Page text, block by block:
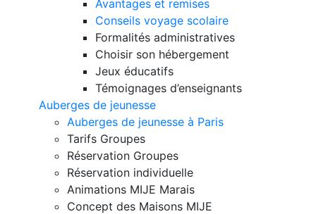
Avantages et remises
Conseils voyage scolaire
Formalités administratives
Choisir son hébergement
Jeux éducatifs
Témoignages d’enseignants
Auberges de jeunesse
Auberges de jeunesse à Paris
Tarifs Groupes
Réservation Groupes
Réservation individuelle
Animations MIJE Marais
Concept des Maisons MIJE